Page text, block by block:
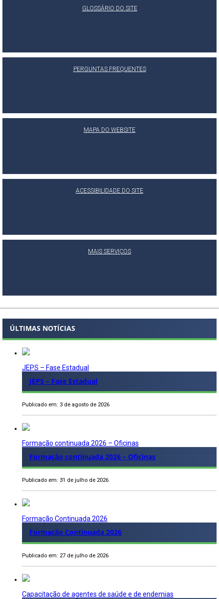
GLOSSÁRIO DO SITE
PERGUNTAS FREQUENTES
MAPA DO WEBSITE
ACESSIBILIDADE DO SITE
MAIS SERVIÇOS
ÚLTIMAS NOTÍCIAS
JEPS – Fase Estadual
JEPS – Fase Estadual
Publicado em: 3 de agosto de 2026
Formação continuada 2026 – Oficinas
Formação continuada 2026 – Oficinas
Publicado em: 31 de julho de 2026
Formação Continuada 2026
Formação Continuada 2026
Publicado em: 27 de julho de 2026
Capacitação de agentes de saúde e de endemias